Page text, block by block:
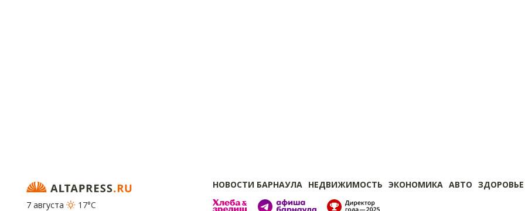
НОВОСТИ БАРНАУЛА НЕДВИЖИМОСТЬ ЭКОНОМИКА АВТО ЗДОРОВЬЕ
7 августа
17°C